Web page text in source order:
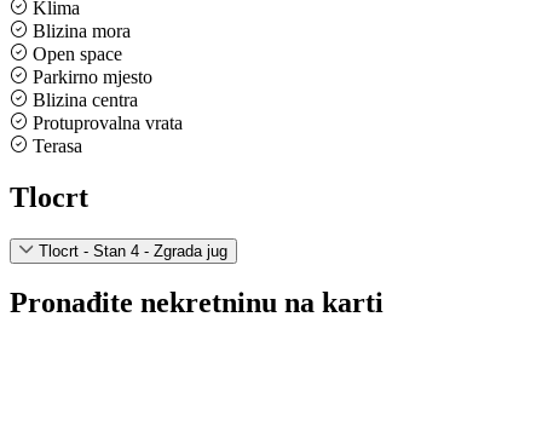
Klima
Blizina mora
Open space
Parkirno mjesto
Blizina centra
Protuprovalna vrata
Terasa
Tlocrt
Tlocrt - Stan 4 - Zgrada jug
Pronađite nekretninu na karti